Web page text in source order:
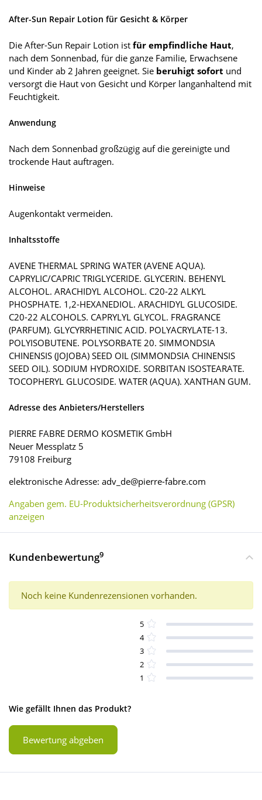
After-Sun Repair Lotion für Gesicht & Körper
Die After-Sun Repair Lotion ist für empfindliche Haut,
nach dem Sonnenbad, für die ganze Familie, Erwachsene
und Kinder ab 2 Jahren geeignet. Sie beruhigt sofort und
versorgt die Haut von Gesicht und Körper langanhaltend mit
Feuchtigkeit.
Anwendung
Nach dem Sonnenbad großzügig auf die gereinigte und
trockende Haut auftragen.
Hinweise
Augenkontakt vermeiden.
Inhaltsstoffe
AVENE THERMAL SPRING WATER (AVENE AQUA).
CAPRYLIC/CAPRIC TRIGLYCERIDE. GLYCERIN. BEHENYL
ALCOHOL. ARACHIDYL ALCOHOL. C20-22 ALKYL
PHOSPHATE. 1,2-HEXANEDIOL. ARACHIDYL GLUCOSIDE.
C20-22 ALCOHOLS. CAPRYLYL GLYCOL. FRAGRANCE
(PARFUM). GLYCYRRHETINIC ACID. POLYACRYLATE-13.
POLYISOBUTENE. POLYSORBATE 20. SIMMONDSIA
CHINENSIS (JOJOBA) SEED OIL (SIMMONDSIA CHINENSIS
SEED OIL). SODIUM HYDROXIDE. SORBITAN ISOSTEARATE.
TOCOPHERYL GLUCOSIDE. WATER (AQUA). XANTHAN GUM.
Adresse des Anbieters/Herstellers
PIERRE FABRE DERMO KOSMETIK GmbH
Neuer Messplatz 5
79108 Freiburg
elektronische Adresse: adv_de@pierre-fabre.com
Angaben gem. EU-Produktsicherheitsverordnung (GPSR)
anzeigen
Kundenbewertung9
Noch keine Kundenrezensionen vorhanden.
5
4
3
2
1
Wie gefällt Ihnen das Produkt?
Bewertung abgeben